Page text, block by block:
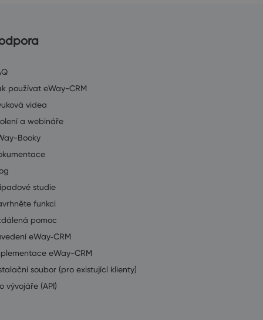
používat eWay-CRM
videa
a webináře
Booky
studie
funkci
pomoc
eWay‑CRM
eWay-CRM
soubor (pro existující klienty)
vývojáře (API)